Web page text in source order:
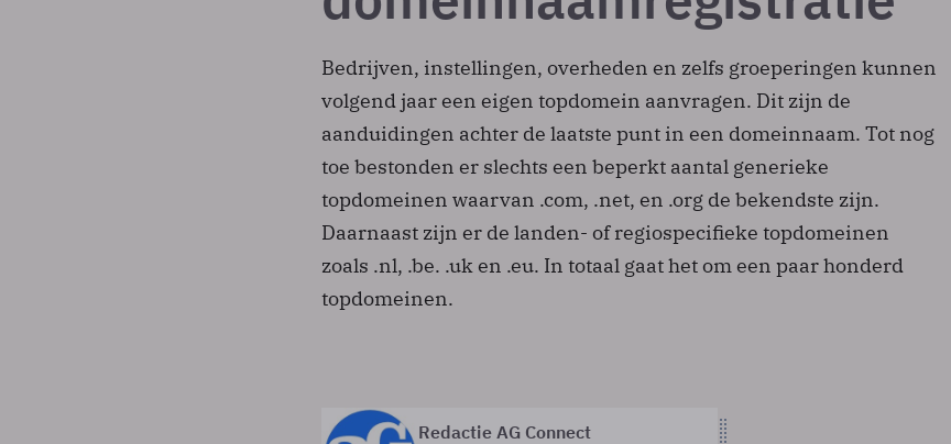
Bedrijven, instellingen, overheden en zelfs groeperingen kunnen
volgend jaar een eigen topdomein aanvragen. Dit zijn de
aanduidingen achter de laatste punt in een domeinnaam. Tot nog
toe bestonden er slechts een beperkt aantal generieke
topdomeinen waarvan .com, .net, en .org de bekendste zijn.
Daarnaast zijn er de landen- of regiospecifieke topdomeinen
zoals .nl, .be. .uk en .eu. In totaal gaat het om een paar honderd
topdomeinen.
Redactie AG Connect